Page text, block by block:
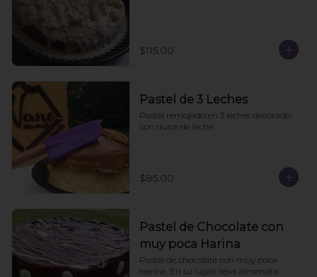
$115.00
Pastel de 3 Leches
Pastel remojado en 3 leches decorado
con dulce de leche.
$85.00
Pastel de Chocolate con
muy poca Harina
Pastel de chocolate con muy poca
harina. En su lugar lleva almendra.